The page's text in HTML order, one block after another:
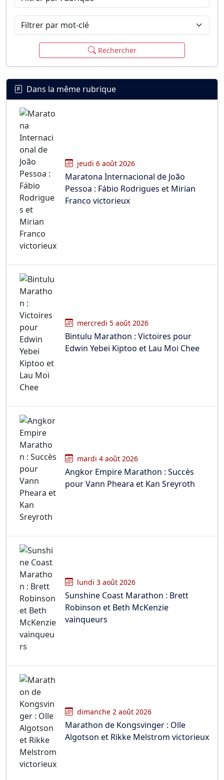
Filtrer par mot-clé
Rechercher
Dans la même rubrique
jeudi 6 août 2026
Maratona Internacional de João
Pessoa : Fábio Rodrigues et Mirian
Franco victorieux
mercredi 5 août 2026
Bintulu Marathon : Victoires pour
Edwin Yebei Kiptoo et Lau Moi Chee
mardi 4 août 2026
Angkor Empire Marathon : Succès
pour Vann Pheara et Kan Sreyroth
lundi 3 août 2026
Sunshine Coast Marathon : Brett
Robinson et Beth McKenzie
vainqueurs
dimanche 2 août 2026
Marathon de Kongsvinger : Olle
Algotson et Rikke Melstrom victorieux